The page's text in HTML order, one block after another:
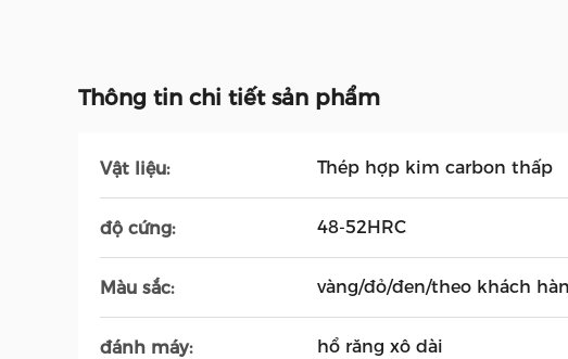
Thông tin chi tiết sản phẩm
Vật liệu: Thép hợp kim carbon thấp
độ cứng: 48-52HRC
Màu sắc: vàng/đỏ/đen/theo khách
đánh máy: hổ răng xô dài